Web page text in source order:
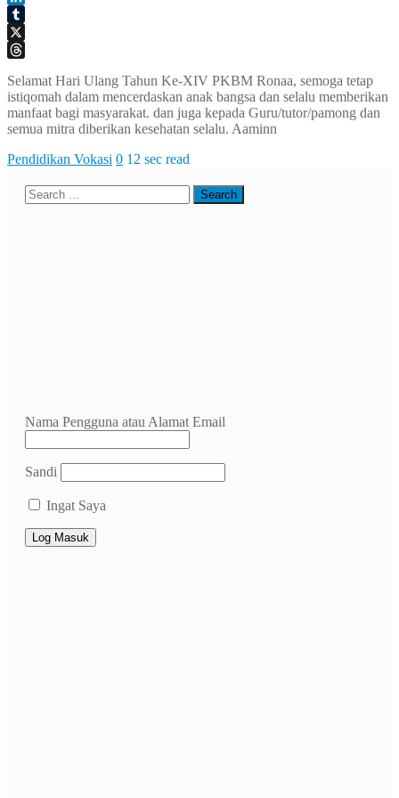
Classroom
LinkedIn
Tumblr
X
Selamat Hari Ulang Tahun Ke-XIV PKBM Ronaa, semoga tetap
istiqomah dalam mencerdaskan anak bangsa dan selalu memberikan
manfaat bagi masyarakat. dan juga kepada Guru/tutor/pamong dan
semua mitra diberikan kesehatan selalu. Aaminn
Pendidikan Vokasi 0 12 sec read
Nama Pengguna atau Alamat Email
Sandi
Ingat Saya